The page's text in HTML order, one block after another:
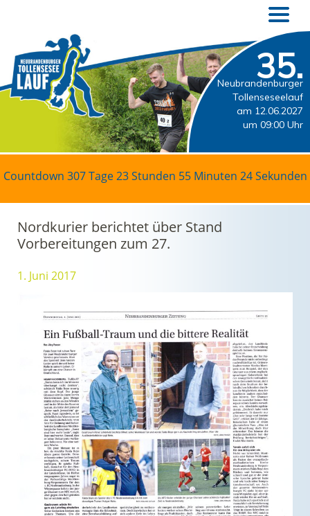
35.
Neubrandenburger
Tollenseseelauf
am 12.06.2027
um 09:00 Uhr
Countdown 307 Tage 23 Stunden 55 Minuten 24 Sekunden
Nordkurier berichtet über Stand
Vorbereitungen zum 27.
1. Juni 2017